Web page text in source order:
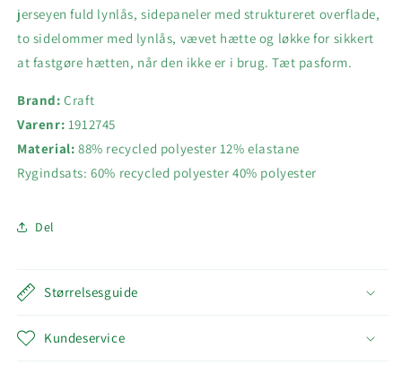
jerseyen fuld lynlås, sidepaneler med struktureret overflade,
to sidelommer med lynlås, vævet hætte og løkke for sikkert
at fastgøre hætten, når den ikke er i brug. Tæt pasform.
Brand: Craft
Varenr: 1912745
Material: 88% recycled polyester 12% elastane
Rygindsats: 60% recycled polyester 40% polyester
Del
Størrelsesguide
Kundeservice